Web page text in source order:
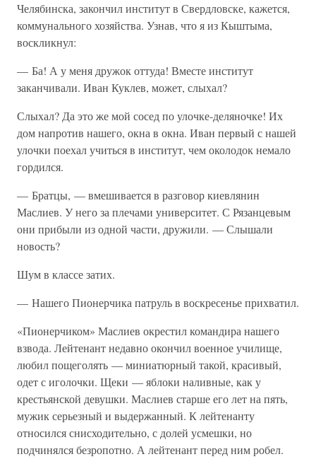
Челябинска, закончил институт в Свердловске, кажется,
коммунального хозяйства. Узнав, что я из Кыштыма,
воскликнул:
— Ба! А у меня дружок оттуда! Вместе институт
заканчивали. Иван Куклев, может, слыхал?
Слыхал? Да это же мой сосед по улочке-деляночке! Их
дом напротив нашего, окна в окна. Иван первый с нашей
улочки поехал учиться в институт, чем околодок немало
гордился.
— Братцы, — вмешивается в разговор киевлянин
Маслиев. У него за плечами университет. С Рязанцевым
они прибыли из одной части, дружили. — Слышали
новость?
Шум в классе затих.
— Нашего Пионерчика патруль в воскресенье прихватил.
«Пионерчиком» Маслиев окрестил командира нашего
взвода. Лейтенант недавно окончил военное училище,
любил пощеголять — миниатюрный такой, красивый,
одет с иголочки. Щеки — яблоки наливные, как у
крестьянской девушки. Маслиев старше его лет на пять,
мужик серьезный и выдержанный. К лейтенанту
относился снисходительно, с долей усмешки, но
подчинялся безропотно. А лейтенант перед ним робел.